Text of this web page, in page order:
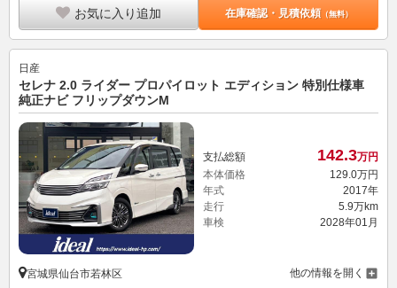
お気に入り追加 在庫確認・見積依頼（無料）
日産
セレナ 2.0 ライダー プロパイロット エディション 特別仕様車
純正ナビ フリップダウンM
支払総額 142.3万円
本体価格
129.0万円
年式
2017年
走行
5.9万km
車検
2028年01月
宮城県仙台市若林区 他の情報を開く